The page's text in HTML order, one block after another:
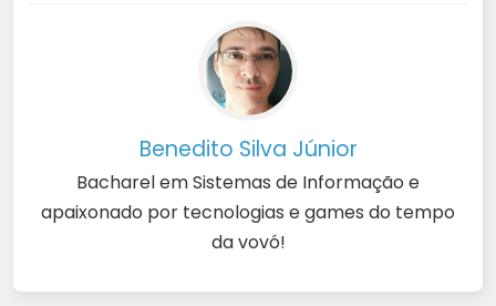
Benedito Silva Júnior
Bacharel em Sistemas de Informação e
apaixonado por tecnologias e games do tempo
da vovó!